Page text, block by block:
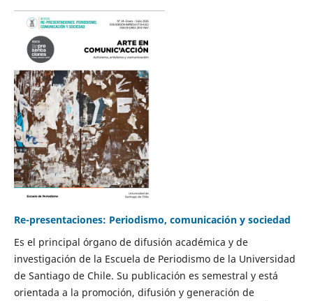
Re-presentaciones: Periodismo, comunicación y sociedad
Es el principal órgano de difusión académica y de
investigación de la Escuela de Periodismo de la Universidad
de Santiago de Chile. Su publicación es semestral y está
orientada a la promoción, difusión y generación de